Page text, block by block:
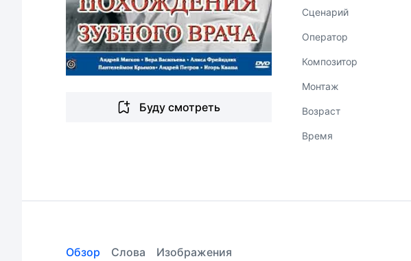
Буду смотреть
Сценарий
Оператор
Композитор
Монтаж
Возраст
Время
Обзор Слова Изображения